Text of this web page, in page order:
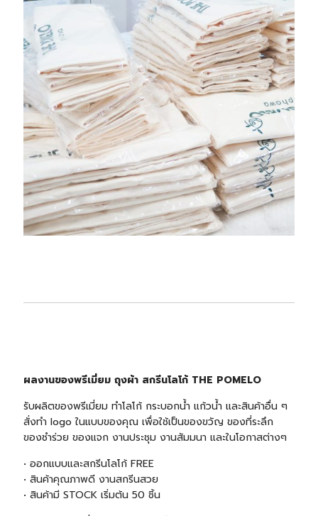
ผลงานของพรีเมี่ยม ถุงผ้า สกรีนโลโก้ THE POMELO
รับผลิตของพรีเมี่ยม ทำโลโก้ กระบอกน้ำ แก้วน้ำ และสินค้าอื่น ๆ
สั่งทำ logo ในแบบของคุณ เพื่อใช้เป็นของขวัญ ของที่ระลึก
ของชำร่วย ของแจก งานประชุม งานสัมมนา และในโอกาสต่างๆ
• ออกแบบและสกรีนโลโก้ FREE
• สินค้าคุณภาพดี งานสกรีนสวย
• สินค้ามี STOCK เริ่มต้น 50 ชิ้น